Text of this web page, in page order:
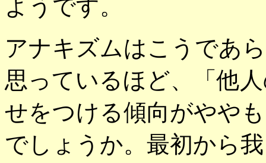
ようです。
アナキズムはこうであ
思っているほど、「他
せをつける傾向がやや
でしょうか。最初から